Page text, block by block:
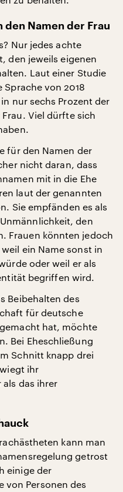
den Namen der Frau
Nur jedes achte
den jeweils eigenen
Laut einer Studie
von 2018
nur sechs Prozent der
Viel dürfte sich
für den Namen der
nicht daran, dass
mit in die Ehe
laut der genannten
Sie empfänden es als
den
Frauen könnten jedoch
ein Name sonst in
oder weil er als
begriffen wird.
Beibehalten des
für deutsche
hat, möchte
Bei Eheschließung
Schnitt knapp drei
ihr
als das ihrer
kann man
getrost
einige der
von Personen des